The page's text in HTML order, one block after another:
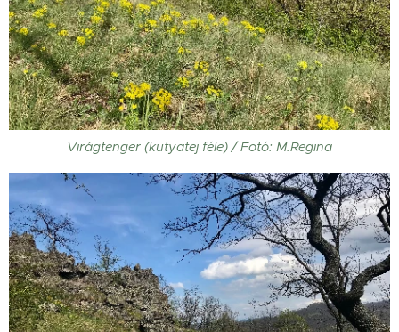
Virágtenger (kutyatej féle) / Fotó: M.Regina